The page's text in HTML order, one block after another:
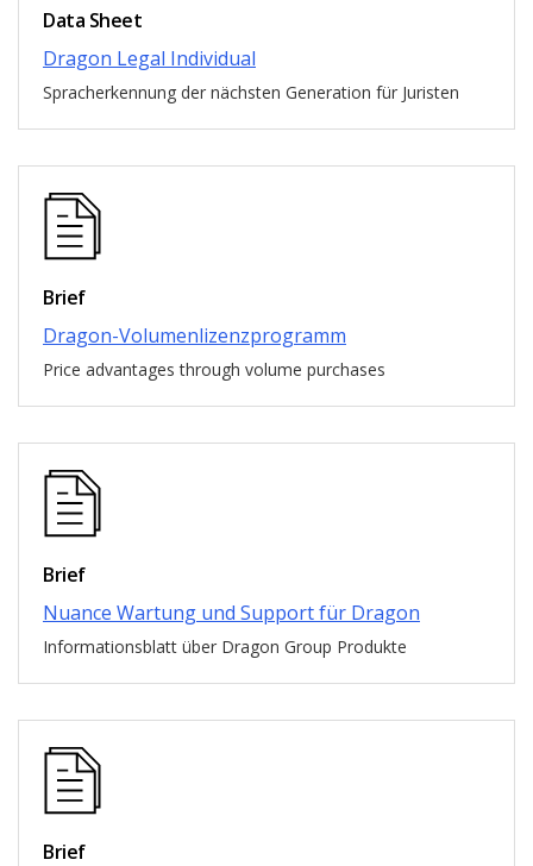
Data Sheet
Dragon Legal Individual
Spracherkennung der nächsten Generation für Juristen
Brief
Dragon-Volumenlizenzprogramm
Price advantages through volume purchases
Brief
Nuance Wartung und Support für Dragon
Informationsblatt über Dragon Group Produkte
Brief